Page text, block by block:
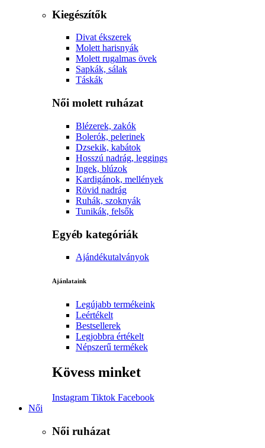
Kiegészítők
Divat ékszerek
Molett harisnyák
Molett rugalmas övek
Sapkák, sálak
Táskák
Női molett ruházat
Blézerek, zakók
Bolerók, pelerinek
Dzsekik, kabátok
Hosszú nadrág, leggings
Ingek, blúzok
Kardigánok, mellények
Rövid nadrág
Ruhák, szoknyák
Tunikák, felsők
Egyéb kategóriák
Ajándékutalványok
Ajánlataink
Legújabb termékeink
Leértékelt
Bestsellerek
Legjobbra értékelt
Népszerű termékek
Kövess minket
Instagram Tiktok Facebook
Női
Női ruházat